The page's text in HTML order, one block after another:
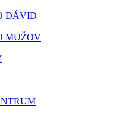
DÁVID
MUŽOV